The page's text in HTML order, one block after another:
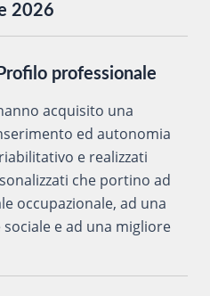
2026
professionale
acquisito una
ed autonomia
e realizzati
che portino ad
occupazionale, ad una
e ad una migliore